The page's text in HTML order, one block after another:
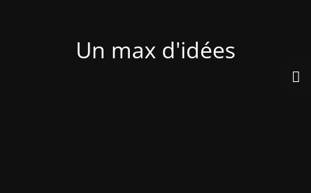
Un max d'idées